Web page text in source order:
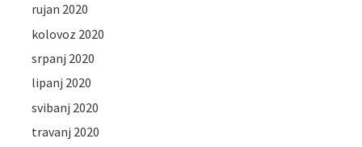
rujan 2020
kolovoz 2020
srpanj 2020
lipanj 2020
svibanj 2020
travanj 2020